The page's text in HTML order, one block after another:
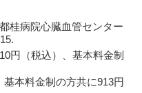
桂病院心臓血管センター
円（税込）、基本料金制
本料金制の方共に913円